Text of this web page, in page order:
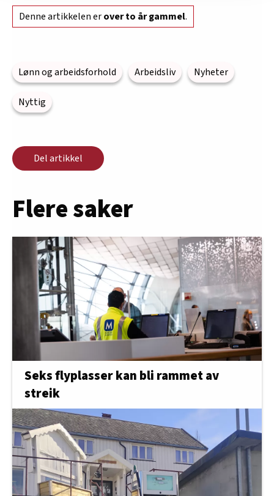
innenfor analyse og annonsering. Disse er angitt i
oversikten lengre ned på denne siden.
Denne artikkelen erover to år gammel.
Lønn og arbeidsforhold Arbeidsliv Nyheter
Nyttig
Del artikkel
Flere saker
Seks flyplasser kan bli rammet av
streik